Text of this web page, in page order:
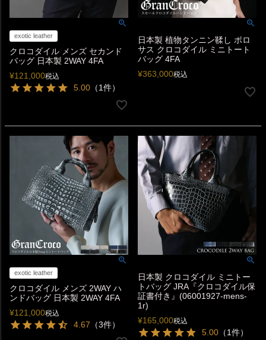
exotic leather
クロコダイル メンズ セカンド
バッグ 日本製 2WAY 4FA
¥121,000税込
5.00 （1件）
日本製 植物タンニン鞣し ポロ
サス クロコダイル ミニトート
バッグ 4FA
¥363,000税込
exotic leather
クロコダイル メンズ 2WAY ハ
ンドバッグ 日本製 2WAY 4FA
¥121,000税込
4.67 （3件）
日本製 クロコダイル ミニトー
トバッグ JRA『クロコダイル保
証書付き』(06001927-mens-
1r)
¥165,000税込
5.00 （1件）